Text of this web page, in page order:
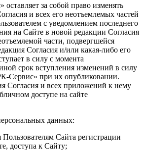
за собой право изменять
и всех его неотъемлемых частей
с уведомлением последнего
на Сайте в новой редакции Согласия
части, подвергшейся
Согласия и/или какая-либо его
в силу с момента
срок вступления изменений в силу
Сервис» при их опубликовании.
Согласия и всех приложений к нему
доступе на сайте
данных:
Сайта регистрации
доступа к Сайту;